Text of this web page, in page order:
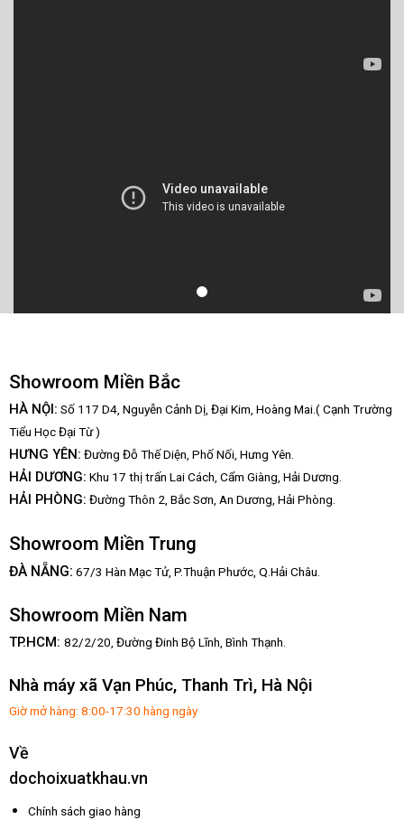
Showroom Miền Bắc
HÀ NỘI: Số 117 D4, Nguyễn Cảnh Dị, Đại Kim, Hoàng Mai.( Cạnh Trường
Tiểu Học Đại Từ )
HƯNG YÊN: Đường Đỗ Thế Diện, Phố Nối, Hưng Yên.
HẢI DƯƠNG: Khu 17 thị trấn Lai Cách, Cẩm Giàng, Hải Dương.
HẢI PHÒNG: Đường Thôn 2, Bắc Sơn, An Dương, Hải Phòng.
Showroom Miền Trung
ĐÀ NẴNG: 67/3 Hàn Mạc Tử, P.Thuận Phước, Q.Hải Châu.
Showroom Miền Nam
TP.HCM: 82/2/20, Đường Đinh Bộ Lĩnh, Bình Thạnh.
Nhà máy xã Vạn Phúc, Thanh Trì, Hà Nội
Giờ mở hàng: 8:00-17:30 hàng ngày
Về
dochoixuatkhau.vn
Chính sách giao hàng